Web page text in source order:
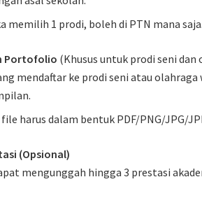
memilih 1 prodi, boleh di PTN mana saja.
Portofolio (Khusus untuk prodi seni dan
mendaftar ke prodi seni atau
harus dalam bentuk PDF/PNG/JPG/
(Opsional)
mengunggah hingga 3 prestasi